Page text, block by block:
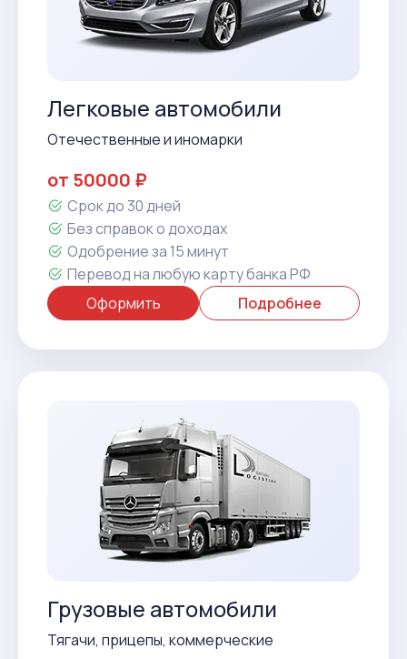
Легковые автомобили
Отечественные и иномарки
от 50000 ₽
Срок до 30 дней
Без справок о доходах
Одобрение за 15 минут
Перевод на любую карту банка РФ
Оформить
Подробнее
Грузовые автомобили
Тягачи, прицепы, коммерческие